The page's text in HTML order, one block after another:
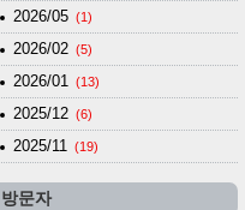
2026/05 (1)
2026/02 (5)
2026/01 (13)
2025/12 (6)
2025/11 (19)
방문자